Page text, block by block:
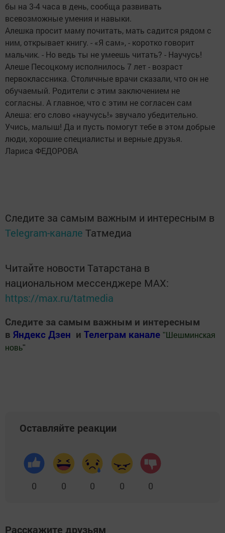
бы на 3-4 часа в день, сообща развивать
всевозможные умения и навыки.
Алешка просит маму почитать, мать садится рядом с
ним, открывает книгу. - «Я сам», - коротко говорит
мальчик. - Но ведь ты не умеешь читать? - Научусь!
Алеше Песоцкому исполнилось 7 лет - возраст
первоклассника. Столичные врачи сказали, что он не
обучаемый. Родители с этим заключением не
согласны. А главное, что с этим не согласен сам
Алеша: его слово «научусь!» звучало убедительно.
Учись, малыш! Да и пусть помогут тебе в этом добрые
люди, хорошие специалисты и верные друзья.
Лариса ФЕДОРОВА
Следите за самым важным и интересным в
Telegram-канале Татмедиа
Читайте новости Татарстана в
национальном мессенджере MАХ:
https://max.ru/tatmedia
Следите за самым важным и интересным
в Яндекс Дзен и Телеграм канале " Шешминская
новь"
Оставляйте реакции
0 0 0 0 0
Расскажите друзьям